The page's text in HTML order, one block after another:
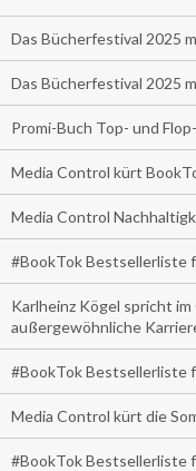
Das Bücherfestival 2025
Das Bücherfestival 2025
Promi-Buch Top- und
Media Control kürt
Media Control
#BookTok Bestsellerliste
Karlheinz Kögel spricht
außergewöhnliche
#BookTok Bestsellerliste
Media Control kürt die
#BookTok Bestsellerliste